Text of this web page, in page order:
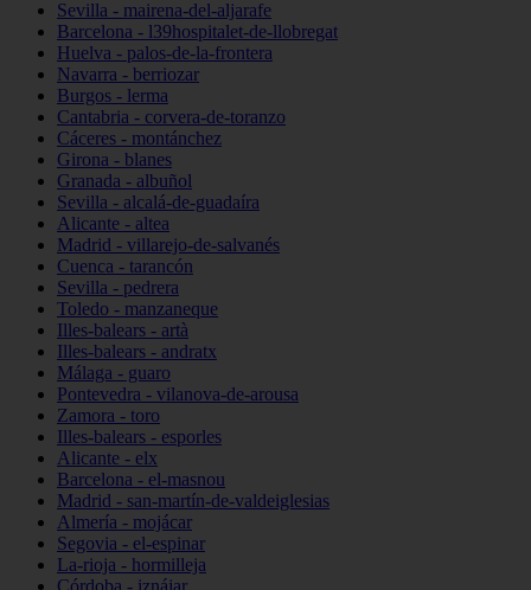
Sevilla - mairena-del-aljarafe
Barcelona - l39hospitalet-de-llobregat
Huelva - palos-de-la-frontera
Navarra - berriozar
Burgos - lerma
Cantabria - corvera-de-toranzo
Cáceres - montánchez
Girona - blanes
Granada - albuñol
Sevilla - alcalá-de-guadaíra
Alicante - altea
Madrid - villarejo-de-salvanés
Cuenca - tarancón
Sevilla - pedrera
Toledo - manzaneque
Illes-balears - artà
Illes-balears - andratx
Málaga - guaro
Pontevedra - vilanova-de-arousa
Zamora - toro
Illes-balears - esporles
Alicante - elx
Barcelona - el-masnou
Madrid - san-martín-de-valdeiglesias
Almería - mojácar
Segovia - el-espinar
La-rioja - hormilleja
Córdoba - iznájar